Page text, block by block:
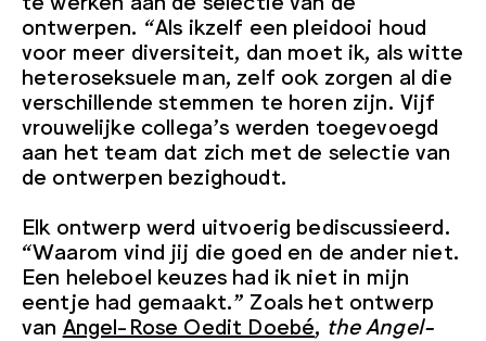
ontwerpen. “Als ikzelf een pleidooi houd
voor meer diversiteit, dan moet ik, als witte
heteroseksuele man, zelf ook zorgen al die
verschillende stemmen te horen zijn. Vijf
vrouwelijke collega’s werden toegevoegd
aan het team dat zich met de selectie van
de ontwerpen bezighoudt.
Elk ontwerp werd uitvoerig bediscussieerd.
“Waarom vind jij die goed en de ander niet.
Een heleboel keuzes had ik niet in mijn
eentje had gemaakt.” Zoals het ontwerp
van Angel-Rose Oedit Doebé the Angel-